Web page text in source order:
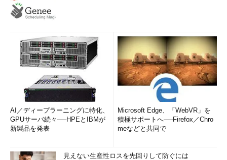
AI／ディープラーニングに特化、
GPUサーバ続々──HPEとIBMが
新製品を発表
Microsoft Edge、「WebVR」を
積極サポートへ──Firefox／Chro
meなどと共同で
見えない生産性ロスを先回りして防ぐには